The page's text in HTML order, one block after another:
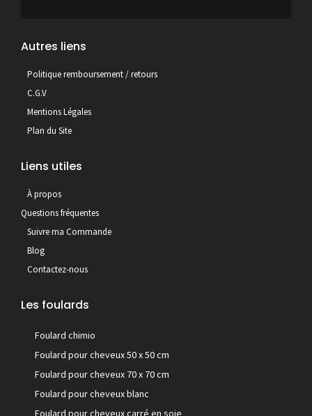
Autres liens
Politique remboursement / retours
C.G.V
Mentions Légales
Plan du Site
Liens utiles
À propos
Questions fréquentes
Suivre ma Commande
Blog
Contactez-nous
Les foulards
Foulard chimio
Foulard pour cheveux 50 x 50 cm
Foulard pour cheveux 70 x 70 cm
Foulard pour cheveux blanc
Foulard pour cheveux carré en soie